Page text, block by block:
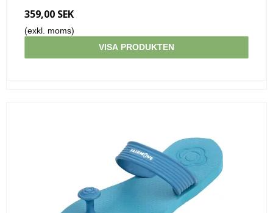
359,00 SEK
(exkl. moms)
VISA PRODUKTEN